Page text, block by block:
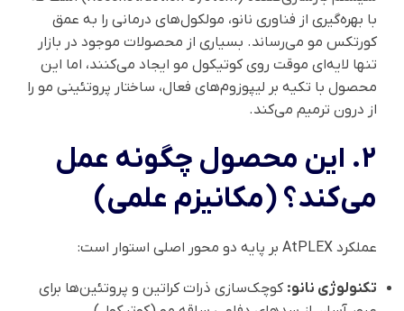
با بهره‌گیری از فناوری نانو، مولکول‌های درمانی را به عمق
کورتکس مو می‌رساند. بسیاری از محصولات موجود در بازار
تنها لایه‌ای موقت روی کوتیکول مو ایجاد می‌کنند، اما این
محصول با تکیه بر لیپوزوم‌های فعال، ساختار پروتئینی مو را
از درون ترمیم می‌کند.
۲. این محصول چگونه عمل
می‌کند؟ (مکانیزم علمی)
عملکرد AtPLEX بر پایه دو محور اصلی استوار است:
تکنولوژی نانو: کوچک‌سازی ذرات کراتین و پروتئین‌ها برای